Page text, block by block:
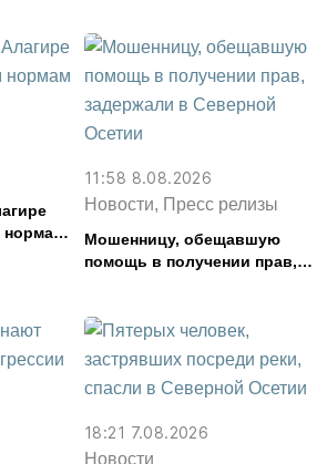
нормам
11:58 8.08.2026
Новости, Пресс релизы
Мошенницу, обещавшую
помощь в получении прав,
18:21 7.08.2026
Новости